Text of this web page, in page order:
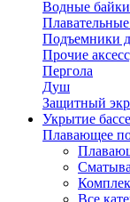
Водные байки
Подъемники
Прочие
Пергола
Душ
Защитный
Укрытие
Плавающее
Все